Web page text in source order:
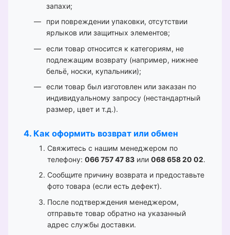
запахи;
при повреждении упаковки, отсутствии
ярлыков или защитных элементов;
если товар относится к категориям, не
подлежащим возврату (например, нижнее
бельё, носки, купальники);
если товар был изготовлен или заказан по
индивидуальному запросу (нестандартный
размер, цвет и т.д.).
4. Как оформить возврат или обмен
Свяжитесь с нашим менеджером по
телефону: 066 757 47 83 или 068 658 20 02.
Сообщите причину возврата и предоставьте
фото товара (если есть дефект).
После подтверждения менеджером,
отправьте товар обратно на указанный
адрес службы доставки.